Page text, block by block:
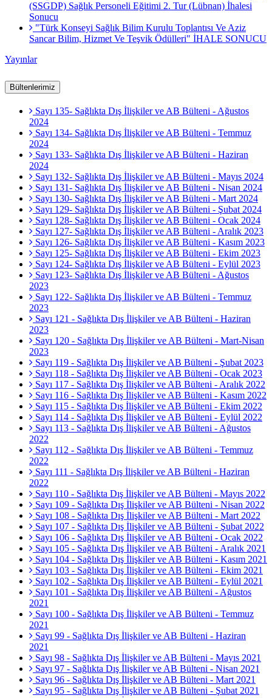
(SSGDP) Sağlık Personeli Eğitimi 2. Tur (Lübnan) İhalesi
Sonucu
"Türk Konseyi Sağlık Bilim Kurulu Toplantısı Ve Aziz
Sancar Bilim, Hizmet Ve Teşvik Ödülleri" İHALE SONUCU
Yayınlar
Bültenlerimiz
Sayı 135- Sağlıkta Dış İlişkiler ve AB Bülteni - Ağustos
2024
Sayı 134- Sağlıkta Dış İlişkiler ve AB Bülteni - Temmuz
2024
Sayı 133- Sağlıkta Dış İlişkiler ve AB Bülteni - Haziran
2024
Sayı 132- Sağlıkta Dış İlişkiler ve AB Bülteni - Mayıs 2024
Sayı 131- Sağlıkta Dış İlişkiler ve AB Bülteni - Nisan 2024
Sayı 130- Sağlıkta Dış İlişkiler ve AB Bülteni - Mart 2024
Sayı 129- Sağlıkta Dış İlişkiler ve AB Bülteni - Şubat 2024
Sayı 128- Sağlıkta Dış İlişkiler ve AB Bülteni - Ocak 2024
Sayı 127- Sağlıkta Dış İlişkiler ve AB Bülteni - Aralık 2023
Sayı 126- Sağlıkta Dış İlişkiler ve AB Bülteni - Kasım 2023
Sayı 125- Sağlıkta Dış İlişkiler ve AB Bülteni - Ekim 2023
Sayı 124- Sağlıkta Dış İlişkiler ve AB Bülteni - Eylül 2023
Sayı 123- Sağlıkta Dış İlişkiler ve AB Bülteni - Ağustos
2023
Sayı 122- Sağlıkta Dış İlişkiler ve AB Bülteni - Temmuz
2023
Sayı 121 - Sağlıkta Dış İlişkiler ve AB Bülteni - Haziran
2023
Sayı 120 - Sağlıkta Dış İlişkiler ve AB Bülteni - Mart-Nisan
2023
Sayı 119 - Sağlıkta Dış İlişkiler ve AB Bülteni - Şubat 2023
Sayı 118 - Sağlıkta Dış İlişkiler ve AB Bülteni - Ocak 2023
Sayı 117 - Sağlıkta Dış İlişkiler ve AB Bülteni - Aralık 2022
Sayı 116 - Sağlıkta Dış İlişkiler ve AB Bülteni - Kasım 2022
Sayı 115 - Sağlıkta Dış İlişkiler ve AB Bülteni - Ekim 2022
Sayı 114 - Sağlıkta Dış İlişkiler ve AB Bülteni - Eylül 2022
Sayı 113 - Sağlıkta Dış İlişkiler ve AB Bülteni - Ağustos
2022
Sayı 112 - Sağlıkta Dış İlişkiler ve AB Bülteni - Temmuz
2022
Sayı 111 - Sağlıkta Dış İlişkiler ve AB Bülteni - Haziran
2022
Sayı 110 - Sağlıkta Dış İlişkiler ve AB Bülteni - Mayıs 2022
Sayı 109 - Sağlıkta Dış İlişkiler ve AB Bülteni - Nisan 2022
Sayı 108 - Sağlıkta Dış İlişkiler ve AB Bülteni - Mart 2022
Sayı 107 - Sağlıkta Dış İlişkiler ve AB Bülteni - Şubat 2022
Sayı 106 - Sağlıkta Dış İlişkiler ve AB Bülteni - Ocak 2022
Sayı 105 - Sağlıkta Dış İlişkiler ve AB Bülteni - Aralık 2021
Sayı 104 - Sağlıkta Dış İlişkiler ve AB Bülteni - Kasım 2021
Sayı 103 - Sağlıkta Dış İlişkiler ve AB Bülteni - Ekim 2021
Sayı 102 - Sağlıkta Dış İlişkiler ve AB Bülteni - Eylül 2021
Sayı 101 - Sağlıkta Dış İlişkiler ve AB Bülteni - Ağustos
2021
Sayı 100 - Sağlıkta Dış İlişkiler ve AB Bülteni - Temmuz
2021
Sayı 99 - Sağlıkta Dış İlişkiler ve AB Bülteni - Haziran
2021
Sayı 98 - Sağlıkta Dış İlişkiler ve AB Bülteni - Mayıs 2021
Sayı 97 - Sağlıkta Dış İlişkiler ve AB Bülteni - Nisan 2021
Sayı 96 - Sağlıkta Dış İlişkiler ve AB Bülteni - Mart 2021
Sayı 95 - Sağlıkta Dış İlişkiler ve AB Bülteni - Şubat 2021